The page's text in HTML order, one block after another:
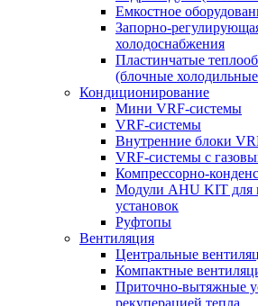
Емкостное
Запорно-
холодоснабжения
Пластинчатые
(блочные
Кондиционирование
Мини VRF-системы
VRF-системы
Внутренние блоки
VRF-системы с
Компрессорно-
Модули AHU KIT для
установок
Руфтопы
Вентиляция
Центральные
Компактные
Приточно-вытяжные
рекуперацией тепла